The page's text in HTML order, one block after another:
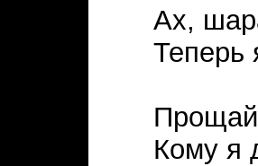
Ах,
Теперь
Кому я